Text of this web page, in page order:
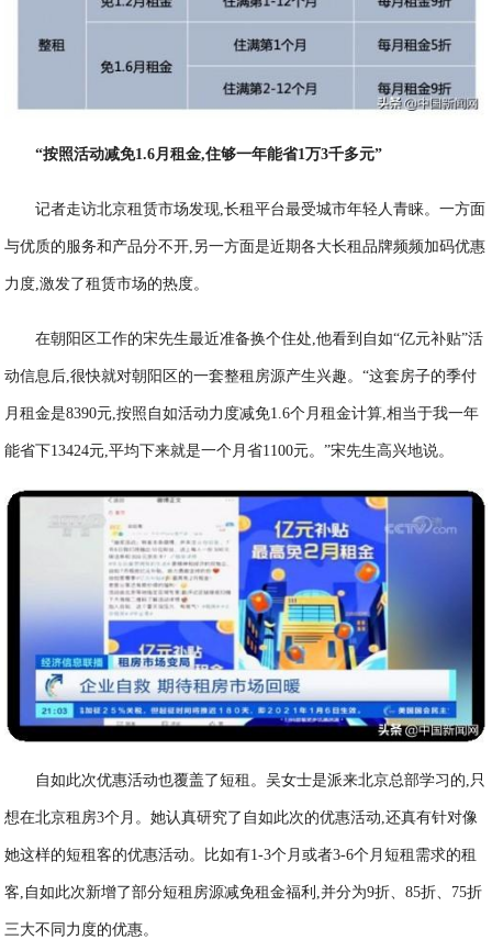
“按照活动减免1.6月租金,住够一年能省1万3千多元”
记者走访北京租赁市场发现,长租平台最受城市年轻人青睐。一方面
与优质的服务和产品分不开,另一方面是近期各大长租品牌频频加码优惠
力度,激发了租赁市场的热度。
在朝阳区工作的宋先生最近准备换个住处,他看到自如“亿元补贴”活
动信息后,很快就对朝阳区的一套整租房源产生兴趣。“这套房子的季付
月租金是8390元,按照自如活动力度减免1.6个月租金计算,相当于我一年
能省下13424元,平均下来就是一个月省1100元。”宋先生高兴地说。
自如此次优惠活动也覆盖了短租。吴女士是派来北京总部学习的,只
想在北京租房3个月。她认真研究了自如此次的优惠活动,还真有针对像
她这样的短租客的优惠活动。比如有1-3个月或者3-6个月短租需求的租
客,自如此次新增了部分短租房源减免租金福利,并分为9折、85折、75折
三大不同力度的优惠。